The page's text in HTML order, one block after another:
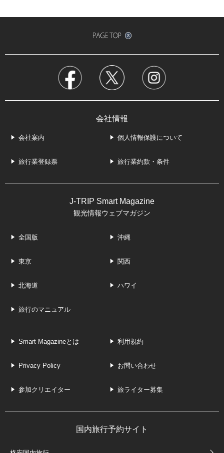
会社情報
会社案内 個人情報保護について
旅行業登録票 旅行業約款・条件
J-TRIP Smart Magazine
観光情報ウェブマガジン
全国版 沖縄
東京 関西
北海道 ハワイ
旅行のマニュアル
Smart Magazineとは 利用規約
Privacy Policy お問い合わせ
参加クリエイター 旅ライター募集
国内旅行予約サイト